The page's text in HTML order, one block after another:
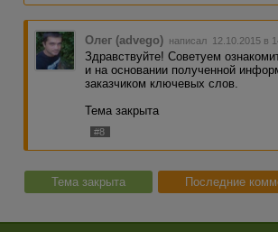
Олег (advego) написал 12.10.2015 в
Здравствуйте! Советуем
и на основании полученной
заказчиком ключевых слов.
Тема закрыта
#8
Тема закрыта Последние